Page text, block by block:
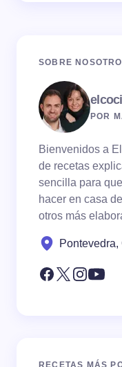
SOBRE
POR
Bienvenidos a
de recetas
sencilla para
hacer en casa
otros más
Pontevedra,
RECETAS MÁS